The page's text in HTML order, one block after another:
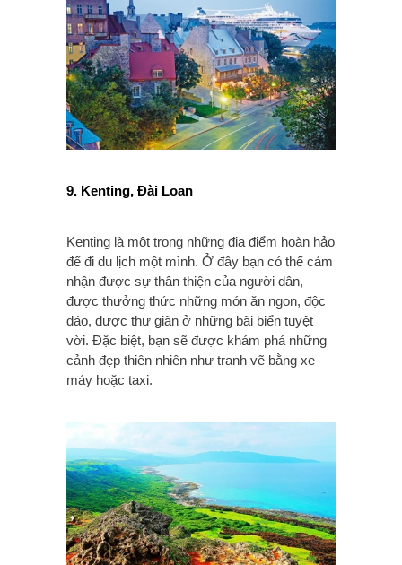
9. Kenting, Đài Loan
Kenting là một trong những địa điểm hoàn hảo
để đi du lịch một mình. Ở đây bạn có thể cảm
nhận được sự thân thiện của người dân,
được thưởng thức những món ăn ngon, độc
đáo, được thư giãn ở những bãi biển tuyệt
vời. Đặc biệt, bạn sẽ được khám phá những
cảnh đẹp thiên nhiên như tranh vẽ bằng xe
máy hoặc taxi.